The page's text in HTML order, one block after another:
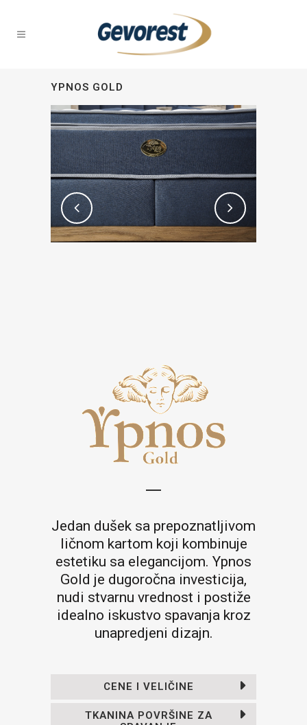
YPNOS GOLD
Jedan dušek sa prepoznatljivom
ličnom kartom koji kombinuje
estetiku sa elegancijom. Ypnos
Gold je dugoročna investicija,
nudi stvarnu vrednost i postiže
idealno iskustvo spavanja kroz
unapredjeni dizajn.
CENE I VELIČINE
TKANINA POVRŠINE ZA